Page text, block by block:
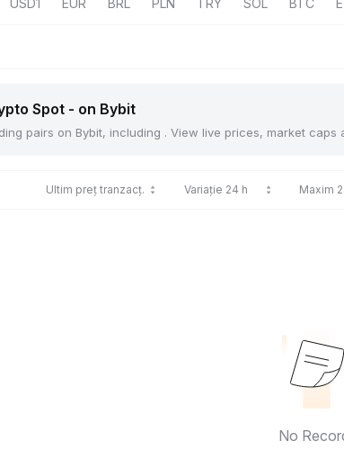
USD1 EUR BRL PLN TRY SOL BTC
Spot - on Bybit
pairs on Bybit, including . View live prices, market
Ultim preț tranzacț. Variație 24 h Maxim
No